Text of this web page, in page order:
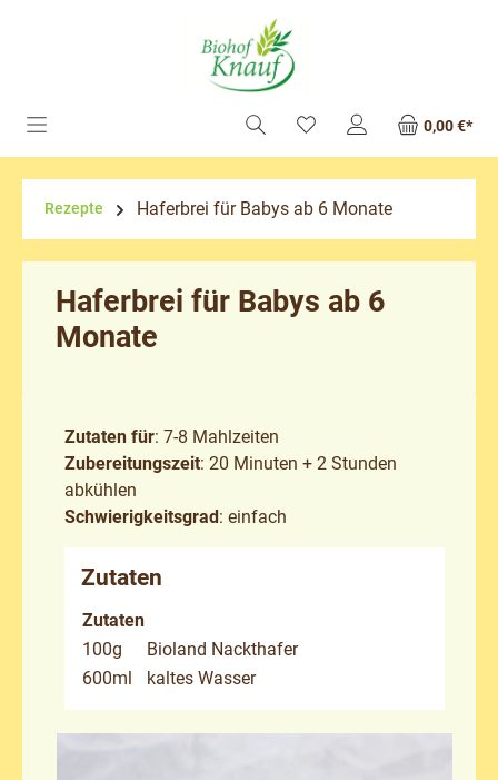
0,00 €*
Rezepte Haferbrei für Babys ab 6 Monate
Haferbrei für Babys ab 6
Monate
Zutaten für: 7-8 Mahlzeiten
Zubereitungszeit: 20 Minuten + 2 Stunden
abkühlen
Schwierigkeitsgrad : einfach
Zutaten
Zutaten
100g
Bioland Nackthafer
600ml
kaltes Wasser